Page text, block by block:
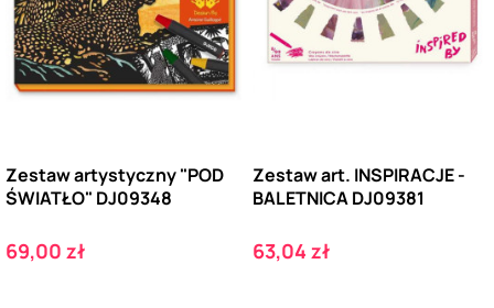
Zestaw artystyczny "POD
ŚWIATŁO" DJ09348
Cena
69,00 zł
Zestaw art. INSPIRACJE -
BALETNICA DJ09381
Cena
63,04 zł